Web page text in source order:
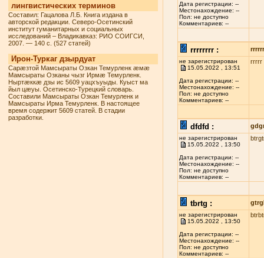
лингвистических терминов
Составил: Гацалова Л.Б. Книга издана в
авторской редакции. Северо-Осетинский
институт гуманитарных и социальных
исследований – Владикавказ: РИО СОИГСИ,
2007. — 140 с. (527 статей)
Ирон-Туркаг дзырдуат
Сарæзтой Мамсыраты Озкан Темурленк æмæ
Мамсыраты Озканы чызг Ирмæ Темурленк.
Ныртæккæ дзы ис 5609 уацхъуыды. Куыст ма
йыл цæуы. Осетинско-Турецкий словарь.
Составили Мамсыраты Озкан Темурленк и
Мамсыраты Ирма Темурленк. В настоящее
время содержит 5609 статей. В стадии
разработки.
Дата регистрации: --
Местонахождение: --
Пол: не доступно
Комментариев: --
rrrrrrrr :
не зарегистрирован
15.05.2022 , 13:51
Дата регистрации: --
Местонахождение: --
Пол: не доступно
Комментариев: --
rrrrr
dfdfd :
не зарегистрирован
15.05.2022 , 13:50
Дата регистрации: --
Местонахождение: --
Пол: не доступно
Комментариев: --
tbrtg :
не зарегистрирован
15.05.2022 , 13:50
Дата регистрации: --
Местонахождение: --
Пол: не доступно
Комментариев: --